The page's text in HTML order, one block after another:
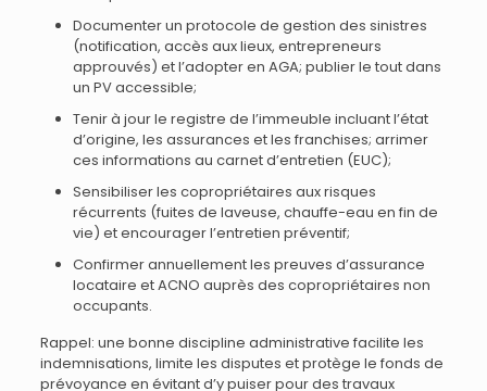
Documenter un protocole de gestion des sinistres
(notification, accès aux lieux, entrepreneurs
approuvés) et l’adopter en AGA; publier le tout dans
un PV accessible;
Tenir à jour le registre de l’immeuble incluant l’état
d’origine, les assurances et les franchises; arrimer
ces informations au carnet d’entretien (EUC);
Sensibiliser les copropriétaires aux risques
récurrents (fuites de laveuse, chauffe-eau en fin de
vie) et encourager l’entretien préventif;
Confirmer annuellement les preuves d’assurance
locataire et ACNO auprès des copropriétaires non
occupants.
Rappel: une bonne discipline administrative facilite les
indemnisations, limite les disputes et protège le fonds de
prévoyance en évitant d’y puiser pour des travaux